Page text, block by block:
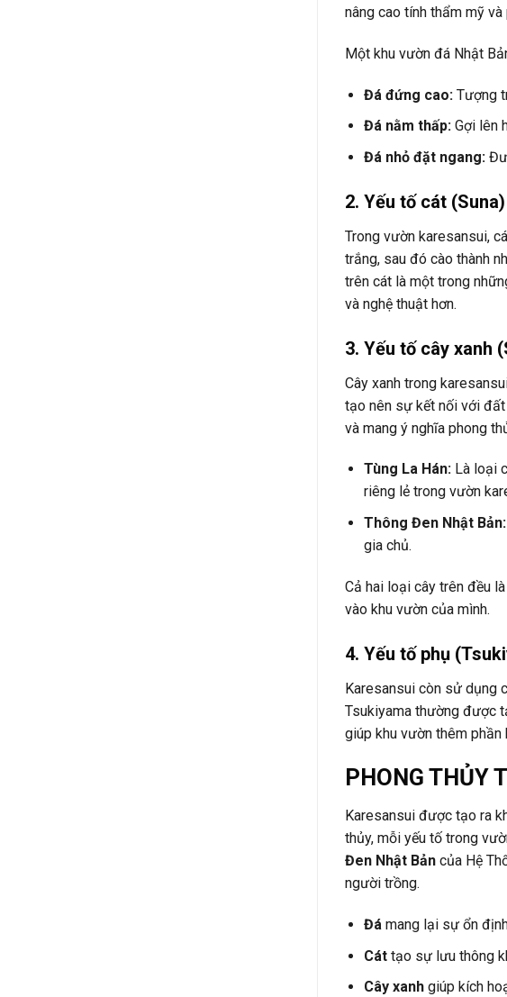
nâng cao tính thẩm mỹ
Một khu vườn đá Nhật
Đá đứng cao:Tượng
Đá nằm thấp:Gợi lên
Đá nhỏ đặt ngang:
2. Yếu tố cát
Trong vườn karesansui,
trắng, sau đó cào thành
trên cát là một trong
và nghệ thuật hơn.
3. Yếu tố cây xanh
Cây xanh trong
tạo nên sự kết nối với
và mang ý nghĩa phong
Tùng La Hán:Là loại
riêng lẻ trong vườn
Thông Đen Nhật Bản:
gia chủ.
Cả hai loại cây trên đều
vào khu vườn của mình.
4. Yếu tố phụ
Karesansui còn sử dụng
Tsukiyama thường được
giúp khu vườn thêm phần
PHONG THỦY
Karesansui được tạo ra
thủy, mỗi yếu tố trong
Đen Nhật Bản của Hệ
người trồng.
Đámang lại sự ổn
Cáttạo sự lưu thông
Cây xanhgiúp kích